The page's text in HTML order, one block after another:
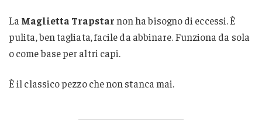
La Maglietta Trapstarnon ha bisogno di eccessi. È
pulita, ben tagliata, facile da abbinare. Funziona da sola
o come base per altri capi.
È il classico pezzo che non stanca mai.